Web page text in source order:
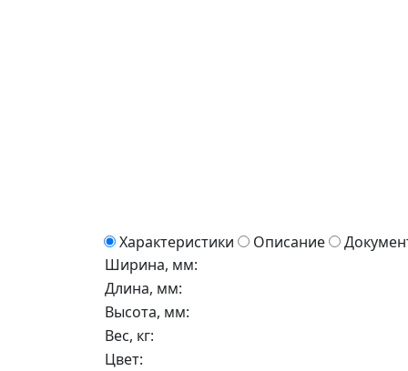
Характеристики Описание
Ширина, мм:
Длина, мм:
Высота, мм:
Вес, кг:
Цвет: